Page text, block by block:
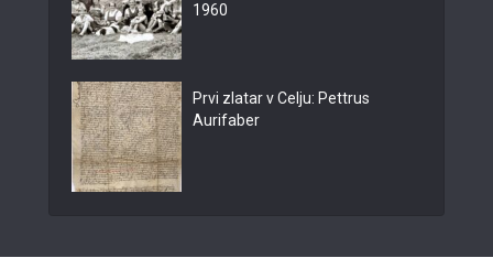
1960
Prvi zlatar v Celju: Pettrus
Aurifaber